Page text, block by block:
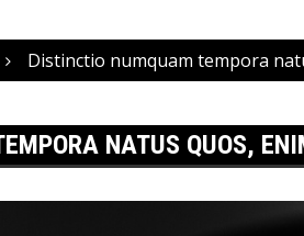
Distinctio numquam tempora
NATUS QUOS,